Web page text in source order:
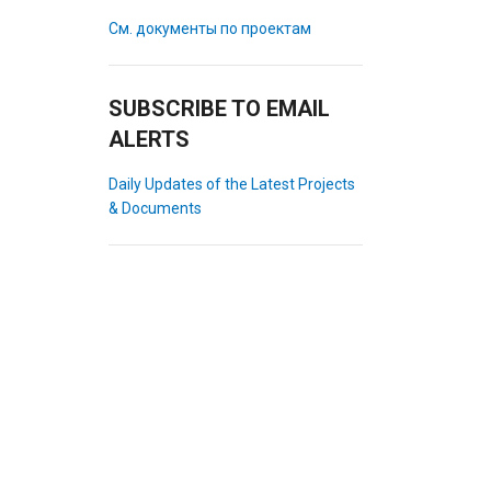
См. документы по проектам
SUBSCRIBE TO EMAIL
ALERTS
Daily Updates of the Latest Projects
& Documents